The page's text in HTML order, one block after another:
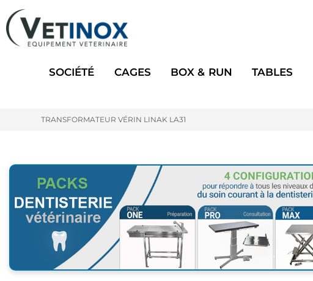
SOCIÉTÉ CAGES BOX & RUN TABLES
TRANSFORMATEUR VÉRIN LINAK LA31